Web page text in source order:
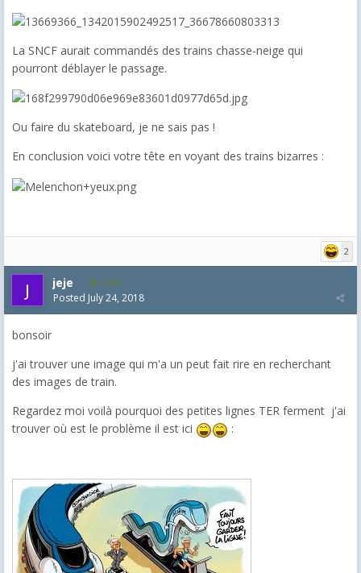
La SNCF aurait commandés des trains chasse-neige qui
pourront déblayer le passage.
Ou faire du skateboard, je ne sais pas !
En conclusion voici votre tête en voyant des trains bizarres :
2
jeje 1,304
Posted July 24, 2018
bonsoir
j'ai trouver une image qui m'a un peut fait rire en recherchant
des images de train.
Regardez moi voilà pourquoi des petites lignes TER ferment j'ai
trouver où est le problème il est ici
: